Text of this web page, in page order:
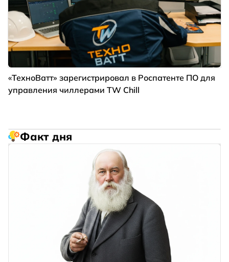
«ТехноВатт» зарегистрировал в Роспатенте ПО для
управления чиллерами TW Chill
Факт дня